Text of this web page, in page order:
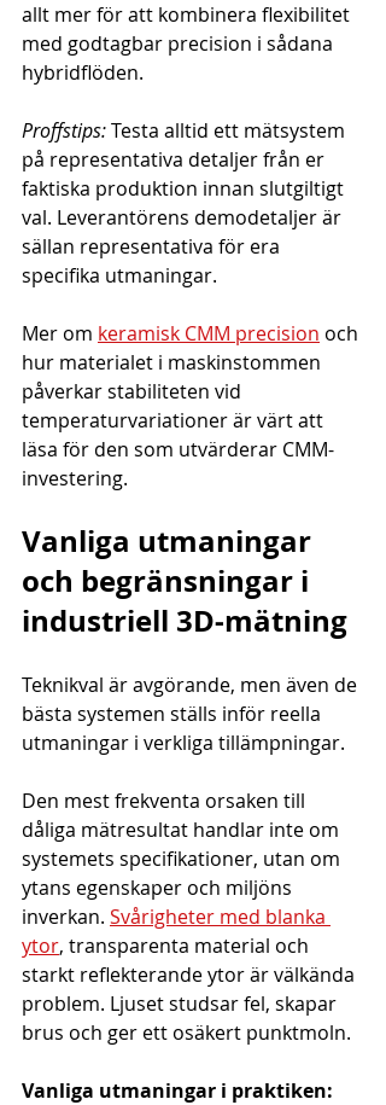
allt mer för att kombinera flexibilitet
med godtagbar precision i sådana
hybridflöden.
Proffstips: Testa alltid ett mätsystem
på representativa detaljer från er
faktiska produktion innan slutgiltigt
val. Leverantörens demodetaljer är
sällan representativa för era
specifika utmaningar.
Mer om keramisk CMM precision och
hur materialet i maskinstommen
påverkar stabiliteten vid
temperaturvariationer är värt att
läsa för den som utvärderar CMM-
investering.
Vanliga utmaningar
och begränsningar i
industriell 3D-mätning
Teknikval är avgörande, men även de
bästa systemen ställs inför reella
utmaningar i verkliga tillämpningar.
Den mest frekventa orsaken till
dåliga mätresultat handlar inte om
systemets specifikationer, utan om
ytans egenskaper och miljöns
inverkan. Svårigheter med blanka
ytor, transparenta material och
starkt reflekterande ytor är välkända
problem. Ljuset studsar fel, skapar
brus och ger ett osäkert punktmoln.
Vanliga utmaningar i praktiken: